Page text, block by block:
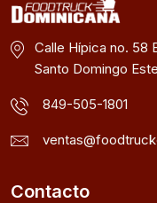
Calle Hípica no. 58
Santo Domingo
849-505-1801
Contacto